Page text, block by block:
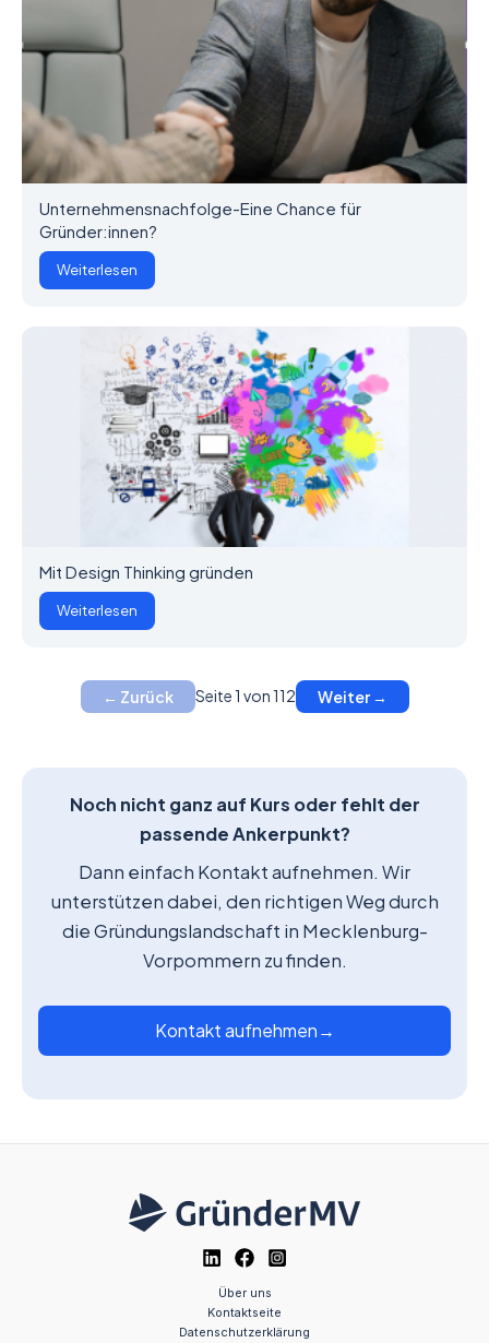
Unternehmensnachfolge-Eine Chance für
Gründer:innen?
Weiterlesen
Mit Design Thinking gründen
Weiterlesen
← Zurück Seite 1 von 112 Weiter →
Noch nicht ganz auf Kurs oder fehlt der
passende Ankerpunkt?
Dann einfach Kontakt aufnehmen. Wir
unterstützen dabei, den richtigen Weg durch
die Gründungslandschaft in Mecklenburg-
Vorpommern zu finden.
Kontakt aufnehmen→
Über uns
Kontaktseite
Datenschutzerklärung